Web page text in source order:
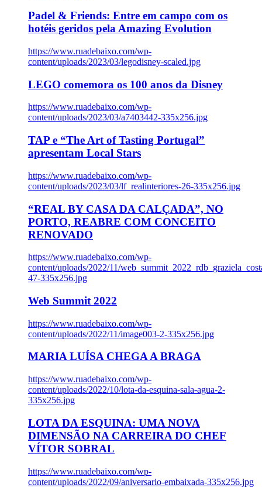
Padel & Friends: Entre em campo com os
hotéis geridos pela Amazing Evolution
https://www.ruadebaixo.com/wp-
content/uploads/2023/03/legodisney-scaled.jpg
LEGO comemora os 100 anos da Disney
https://www.ruadebaixo.com/wp-
content/uploads/2023/03/a7403442-335x256.jpg
TAP e “The Art of Tasting Portugal”
apresentam Local Stars
https://www.ruadebaixo.com/wp-
content/uploads/2023/03/lf_realinteriores-26-335x256.jpg
“REAL BY CASA DA CALÇADA”, NO
PORTO, REABRE COM CONCEITO
RENOVADO
https://www.ruadebaixo.com/wp-
content/uploads/2022/11/
47-335x256.jpg
Web Summit 2022
https://www.ruadebaixo.com/wp-
content/uploads/2022/11/image003-2-335x256.jpg
MARIA LUÍSA CHEGA A BRAGA
https://www.ruadebaixo.com/wp-
content/uploads/2022/10/lota-da-esquina-sala-agua-2-
335x256.jpg
LOTA DA ESQUINA: UMA NOVA
DIMENSÃO NA CARREIRA DO CHEF
VÍTOR SOBRAL
https://www.ruadebaixo.com/wp-
content/uploads/2022/09/aniversario-embaixada-335x256.jpg